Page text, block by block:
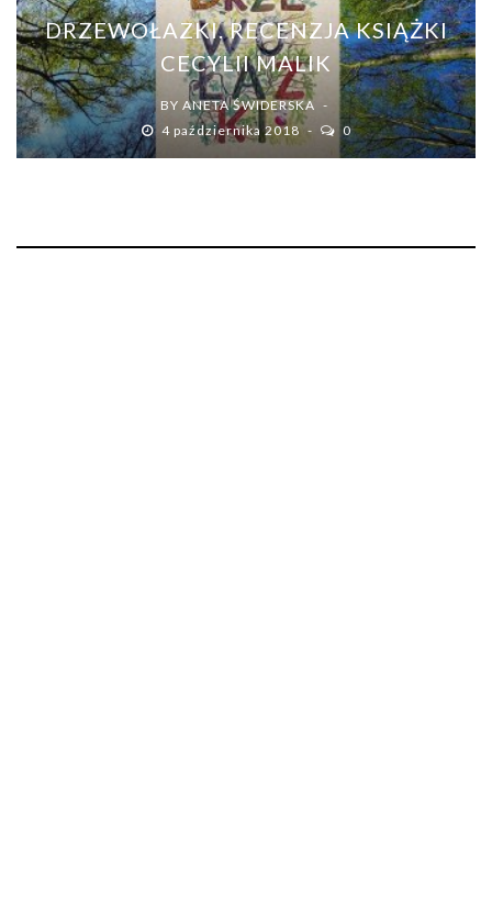
DRZEWOŁAZKI. RECENZJA KSIĄŻKI
CECYLII MALIK
BY ANETA ŚWIDERSKA
4 października 2018
0